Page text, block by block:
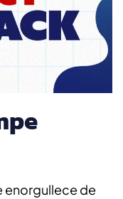
enorgullece de